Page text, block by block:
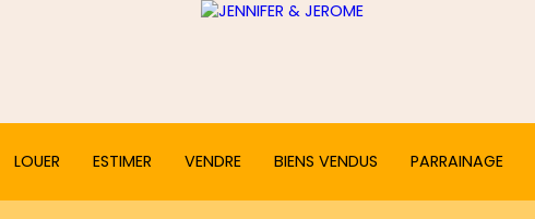
LOUER ESTIMER VENDRE BIENS VENDUS PARRAINAGE